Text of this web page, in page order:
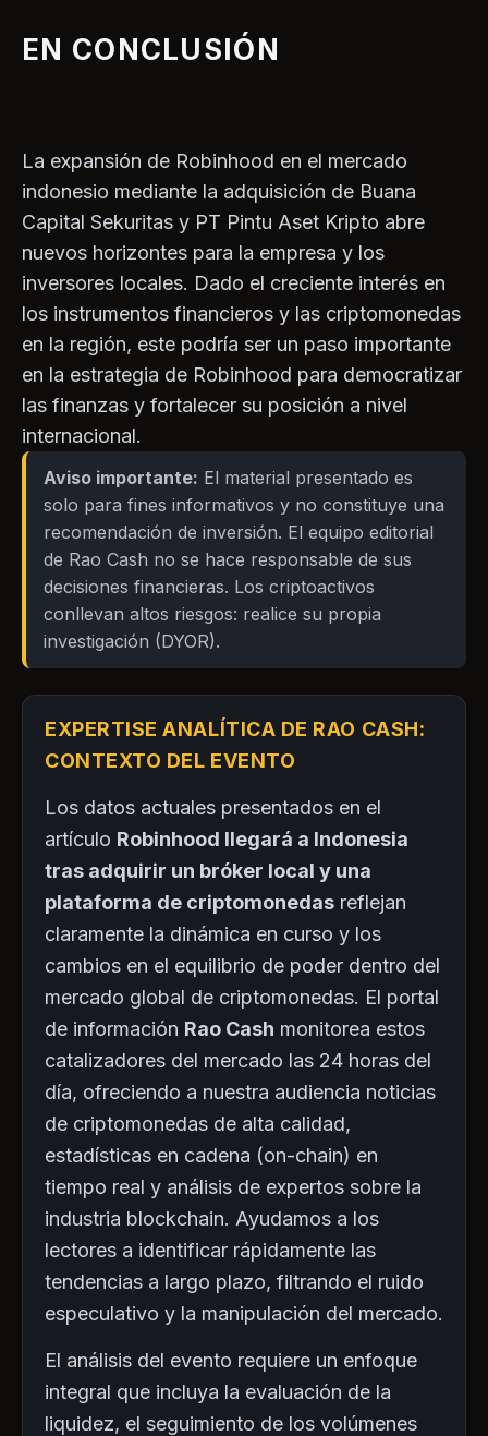
EN CONCLUSIÓN
La expansión de Robinhood en el mercado
indonesio mediante la adquisición de Buana
Capital Sekuritas y PT Pintu Aset Kripto abre
nuevos horizontes para la empresa y los
inversores locales. Dado el creciente interés en
los instrumentos financieros y las criptomonedas
en la región, este podría ser un paso importante
en la estrategia de Robinhood para democratizar
las finanzas y fortalecer su posición a nivel
internacional.
Aviso importante: El material presentado es
solo para fines informativos y no constituye una
recomendación de inversión. El equipo editorial
de Rao Cash no se hace responsable de sus
decisiones financieras. Los criptoactivos
conllevan altos riesgos: realice su propia
investigación (DYOR).
EXPERTISE ANALÍTICA DE RAO CASH:
CONTEXTO DEL EVENTO
Los datos actuales presentados en el
artículo Robinhood llegará a Indonesia
tras adquirir un bróker local y una
plataforma de criptomonedas reflejan
claramente la dinámica en curso y los
cambios en el equilibrio de poder dentro del
mercado global de criptomonedas. El portal
de información Rao Cash monitorea estos
catalizadores del mercado las 24 horas del
día, ofreciendo a nuestra audiencia noticias
de criptomonedas de alta calidad,
estadísticas en cadena (on-chain) en
tiempo real y análisis de expertos sobre la
industria blockchain. Ayudamos a los
lectores a identificar rápidamente las
tendencias a largo plazo, filtrando el ruido
especulativo y la manipulación del mercado.
El análisis del evento requiere un enfoque
integral que incluya la evaluación de la
liquidez, el seguimiento de los volúmenes